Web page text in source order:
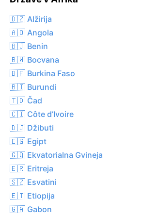
🇩🇿 Alžirija
🇦🇴 Angola
🇧🇯 Benin
🇧🇼 Bocvana
🇧🇫 Burkina Faso
🇧🇮 Burundi
🇹🇩 Čad
🇨🇮 Côte d’Ivoire
🇩🇯 Džibuti
🇪🇬 Egipt
🇬🇶 Ekvatorialna Gvineja
🇪🇷 Eritreja
🇸🇿 Esvatini
🇪🇹 Etiopija
🇬🇦 Gabon